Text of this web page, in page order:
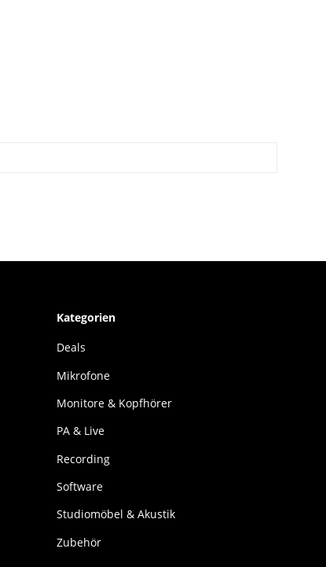
Kategorien
Deals
Mikrofone
Monitore & Kopfhörer
PA & Live
Recording
Software
Studiomöbel & Akustik
Zubehör